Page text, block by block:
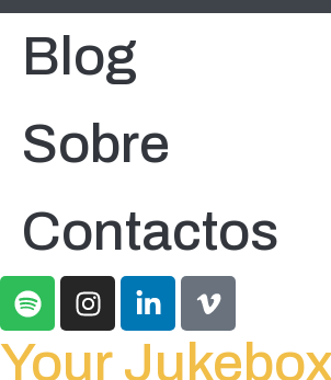
Blog
Sobre
Contactos
Your